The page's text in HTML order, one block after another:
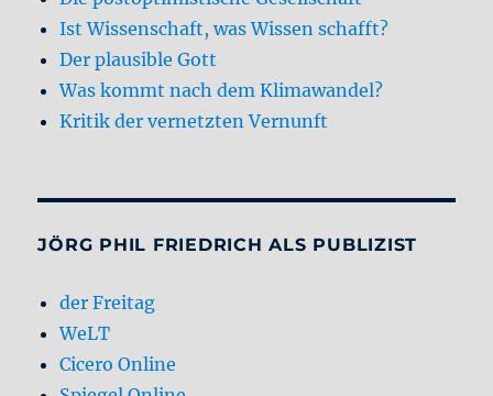
Ist Wissenschaft, was Wissen schafft?
Der plausible Gott
Was kommt nach dem Klimawandel?
Kritik der vernetzten Vernunft
JÖRG PHIL FRIEDRICH ALS PUBLIZIST
der Freitag
WeLT
Cicero Online